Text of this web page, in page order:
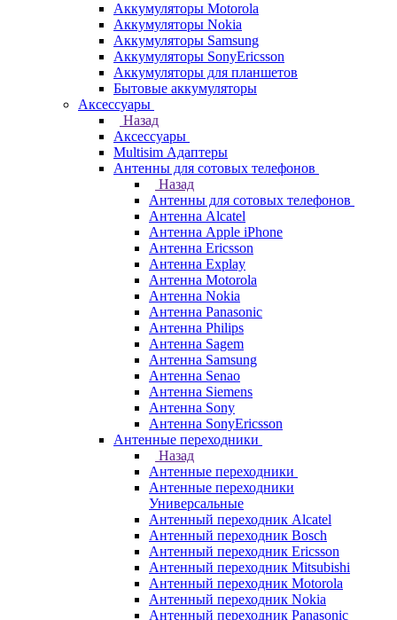
Аккумуляторы Motorola
Аккумуляторы Nokia
Аккумуляторы Samsung
Аккумуляторы SonyEricsson
Аккумуляторы для планшетов
Бытовые аккумуляторы
Аксессуары
Назад
Аксессуары
Multisim Адаптеры
Антенны для сотовых телефонов
Назад
Антенны для сотовых телефонов
Антенна Alcatel
Антенна Apple iPhone
Антенна Ericsson
Антенна Explay
Антенна Motorola
Антенна Nokia
Антенна Panasonic
Антенна Philips
Антенна Sagem
Антенна Samsung
Антенна Senao
Антенна Siemens
Антенна Sony
Антенна SonyEricsson
Антенные переходники
Назад
Антенные переходники
Антенные переходники
Универсальные
Антенный переходник Alcatel
Антенный переходник Bosch
Антенный переходник Ericsson
Антенный переходник Mitsubishi
Антенный переходник Motorola
Антенный переходник Nokia
Антенный переходник Panasonic